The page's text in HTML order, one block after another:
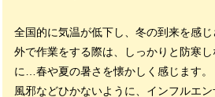
全国的に気温が低下し、冬の到来を感じ
外で作業をする際は、しっかりと防寒
に…春や夏の暑さを懐かしく感じます。
風邪などひかないように、インフルエ